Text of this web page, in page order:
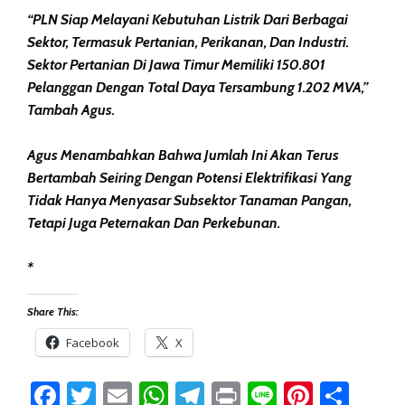
“PLN Siap Melayani Kebutuhan Listrik Dari Berbagai
Sektor, Termasuk Pertanian, Perikanan, Dan Industri.
Sektor Pertanian Di Jawa Timur Memiliki 150.801
Pelanggan Dengan Total Daya Tersambung 1.202 MVA,”
Tambah Agus.
Agus Menambahkan Bahwa Jumlah Ini Akan Terus
Bertambah Seiring Dengan Potensi Elektrifikasi Yang
Tidak Hanya Menyasar Subsektor Tanaman Pangan,
Tetapi Juga Peternakan Dan Perkebunan.
*
Share This:
Facebook X
Facebook
Twitter
EmailWhatsApp
Telegram
PrintLine